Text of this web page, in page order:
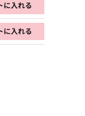
に入れる
に入れる